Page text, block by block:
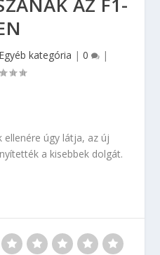
Egyéb kategória | 0 |
ellenére úgy látja, az új
a kisebbek dolgát.